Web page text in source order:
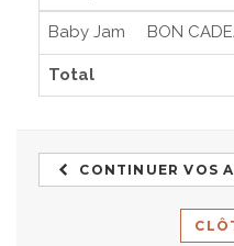
Baby Jam BON
Total
CONTINUER VOS